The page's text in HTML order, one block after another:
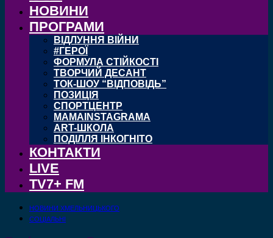
НОВИНИ
ПРОГРАМИ
ВІДЛУННЯ ВІЙНИ
#ГЕРОЇ
ФОРМУЛА СТІЙКОСТІ
ТВОРЧИЙ ДЕСАНТ
ТОК-ШОУ “ВІДПОВІДЬ”
ПОЗИЦІЯ
СПОРТЦЕНТР
MAMAINSTAGRAMA
ART-ШКОЛА
ПОДІЛЛЯ ІНКОГНІТО
КОНТАКТИ
LIVE
TV7+ FM
НОВИНИ ХМЕЛЬНИЦЬКОГО
СОЦІАЛЬНІ